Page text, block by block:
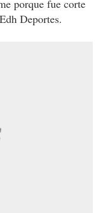
porque fue corte
Deportes.